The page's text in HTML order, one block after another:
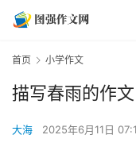
首页 小学作文
描写春雨的作
大海 2025年6月11日